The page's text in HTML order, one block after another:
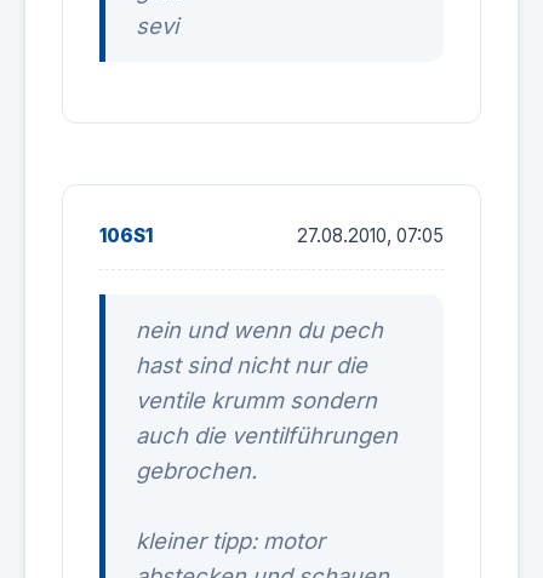
sevi
106S1 27.08.2010, 07:05
nein und wenn du pech
hast sind nicht nur die
ventile krumm sondern
auch die ventilführungen
gebrochen.
kleiner tipp: motor